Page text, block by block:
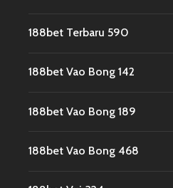
188bet Terbaru 590
188bet Vao Bong 142
188bet Vao Bong 189
188bet Vao Bong 468